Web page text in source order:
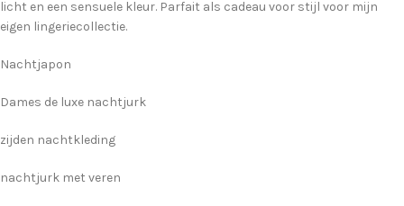
licht en een sensuele kleur. Parfait als cadeau voor stijl voor mijn
eigen lingeriecollectie.
Nachtjapon
Dames de luxe nachtjurk
zijden nachtkleding
nachtjurk met veren